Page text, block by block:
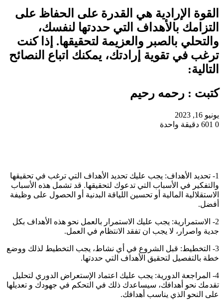
القوة الإرادية هي القدرة على الحفاظ على
التزامك بالأهداف التي حددتها لنفسك،
والتحلي بالصبر والعزيمة لتحقيقها. إذا كنت
ترغب في تقوية إرادتك، يمكنك اتباع النصائح
التالية:
كتبت : رحمه رحيم
يونيو 16, 2023
0
دقيقة واحدة
1- تحديد الأهداف: يجب عليك تحديد الأهداف التي ترغب في تحقيقها
والتفكير في الأسباب التي تدعوك لتحقيقها. قد تشمل هذه الأسباب
الاستقلالية المالية أو تحسين اللياقة البدنية أو الحصول على وظيفة
أفضل.
2- الاستمرارية: يجب عليك الاستمرار بالعمل نحو هذه الأهداف بكل
جدية واصرار، لا يجب ان تفقد الانتظام في العمل.
3- التخطيط: قبل الشروع في أي نشاط، يجب التخطيط لذلك ووضع
خطة بالتفصيل لتحقيق الأهداف التي حددتها.
4- المراجعة الدورية: يجب عليك اعتماد الإستعراض الدوري لتحليل
تقدمك نحو أهدافك، سيساعدك ذلك في التحكم في جهودك و تعديلها
على النحو الذي يناسب أهدافك.